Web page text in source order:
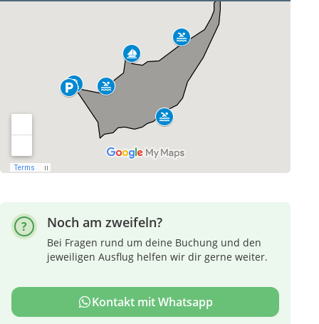
Noch am zweifeln?
Bei Fragen rund um deine Buchung und den
jeweiligen Ausflug helfen wir dir gerne weiter.
Kontakt mit Whatsapp